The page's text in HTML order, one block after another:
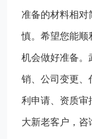
准备的材料相对
慎。希望您能顺
机会做好准备。
销、公司变更、
利申请、资质审
大新老客户，咨